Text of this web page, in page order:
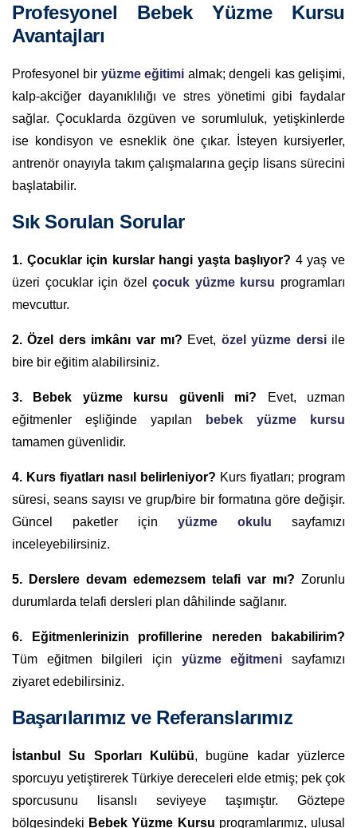
Profesyonel Bebek Yüzme Kursu
Avantajları
Profesyonel bir yüzme eğitimi almak; dengeli kas gelişimi,
kalp-akciğer dayanıklılığı ve stres yönetimi gibi faydalar
sağlar. Çocuklarda özgüven ve sorumluluk, yetişkinlerde
ise kondisyon ve esneklik öne çıkar. İsteyen kursiyerler,
antrenör onayıyla takım çalışmalarına geçip lisans sürecini
başlatabilir.
Sık Sorulan Sorular
1. Çocuklar için kurslar hangi yaşta başlıyor? 4 yaş ve
üzeri çocuklar için özelçocuk yüzme kursu programları
mevcuttur.
2. Özel ders imkânı var mı? Evet, özel yüzme dersiile
bire bir eğitim alabilirsiniz.
3. Bebek yüzme kursu güvenli mi? Evet, uzman
eğitmenler eşliğinde yapılan
bebek yüzme kursu
tamamen güvenlidir.
4. Kurs fiyatları nasıl belirleniyor? Kurs fiyatları; program
süresi, seans sayısı ve grup/bire bir formatına göre değişir.
Güncel paketler için yüzme okulu sayfamızı
inceleyebilirsiniz.
5. Derslere devam edemezsem telafi var mı? Zorunlu
durumlarda telafi dersleri plan dâhilinde sağlanır.
6. Eğitmenlerinizin profillerine nereden bakabilirim?
Tüm eğitmen bilgileri için yüzme eğitmeni sayfamızı
ziyaret edebilirsiniz.
Başarılarımız ve Referanslarımız
İstanbul Su Sporları Kulübü, bugüne kadar yüzlerce
sporcuyu yetiştirerek Türkiye dereceleri elde etmiş; pek çok
sporcusunu lisanslı seviyeye taşımıştır. Göztepe
bölgesindeki Bebek Yüzme Kursu programlarımız, ulusal